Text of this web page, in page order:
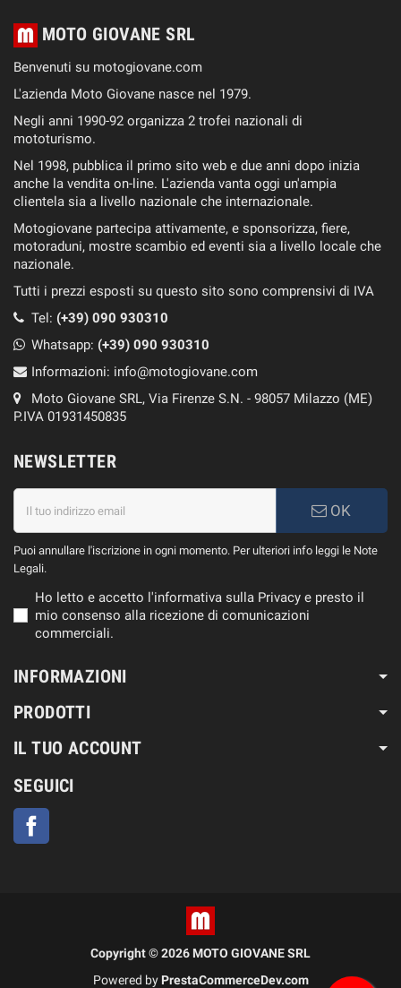
MOTO GIOVANE SRL
Benvenuti su motogiovane.com
L'azienda Moto Giovane nasce nel 1979.
Negli anni 1990-92 organizza 2 trofei nazionali di
mototurismo.
Nel 1998, pubblica il primo sito web e due anni dopo inizia
anche la vendita on-line. L'azienda vanta oggi un'ampia
clientela sia a livello nazionale che internazionale.
Motogiovane partecipa attivamente, e sponsorizza, fiere,
motoraduni, mostre scambio ed eventi sia a livello locale che
nazionale.
Tutti i prezzi esposti su questo sito sono comprensivi di IVA
Tel: (+39) 090 930310
Whatsapp: (+39) 090 930310
Informazioni: info@motogiovane.com
Moto Giovane SRL, Via Firenze S.N. - 98057 Milazzo (ME)
P.IVA 01931450835
NEWSLETTER
OK
Puoi annullare l'iscrizione in ogni momento. Per ulteriori info leggi le Note
Legali.
Ho letto e accetto l'informativa sulla Privacy e presto il
mio consenso alla ricezione di comunicazioni
commerciali.
INFORMAZIONI
PRODOTTI
IL TUO ACCOUNT
SEGUICI
Copyright © 2026 MOTO GIOVANE SRL
Powered by PrestaCommerceDev.com